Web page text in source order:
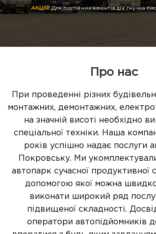
АКЦІЯ!Для постійних клієнтів діє гнучка
Про нас
При проведенні різних
монтажних, демонтажних,
на значній висоті необхідно
спеціальної техніки. Наша
років успішно надає послуги
Покровську. Ми
автопарк сучасної продуктивної
допомогою якої можна швидко
виконати широкий ряд
підвищеної складності.
оператори автопідйомників